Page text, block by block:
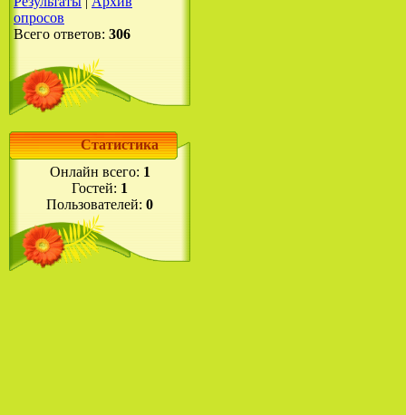
опросов
Всего ответов: 306
Статистика
Онлайн всего: 1
Гостей: 1
Пользователей: 0